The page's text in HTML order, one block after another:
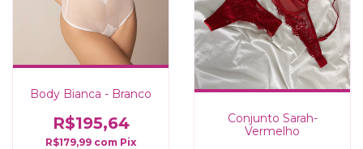
Body Bianca - Branco
R$195,64
R$179,99 com Pix
Conjunto Sarah-
Vermelho